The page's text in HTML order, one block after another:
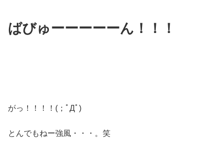
ばびゅーーーーーん！！！
がっ！！！！(；ﾟДﾟ)
とんでもねー強風・・・。笑